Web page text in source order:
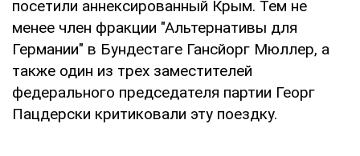
посетили аннексированный Крым. Тем не
менее член фракции "Альтернативы для
Германии" в Бундестаге Гансйорг Мюллер, а
также один из трех заместителей
федерального председателя партии Георг
Пацдерски критиковали эту поездку.